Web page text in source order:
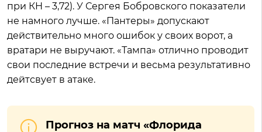
при КН – 3,72). У Сергея Бобровского показатели
не намного лучше. «Пантеры» допускают
действительно много ошибок у своих ворот, а
вратари не выручают. «Тампа» отлично проводит
свои последние встречи и весьма результативно
дейтсвует в атаке.
Прогноз на матч «Флорида